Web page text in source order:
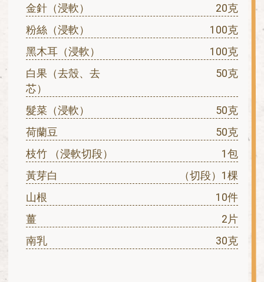
金針（浸軟）
20克
粉絲（浸軟）
100克
黑木耳（浸軟）
100克
白果（去殼、去
芯）
50克
髮菜（浸軟）
50克
荷蘭豆
50克
枝竹 （浸軟切段）
1包
黃芽白
（切段）1棵
山根
10件
薑
2片
南乳
30克